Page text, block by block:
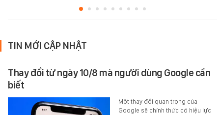
TIN MỚI CẬP NHẬT
Thay đổi từ ngày 10/8 mà người dùng Google cần
biết
Một thay đổi quan trọng của
Google sẽ chính thức có hiệu lực